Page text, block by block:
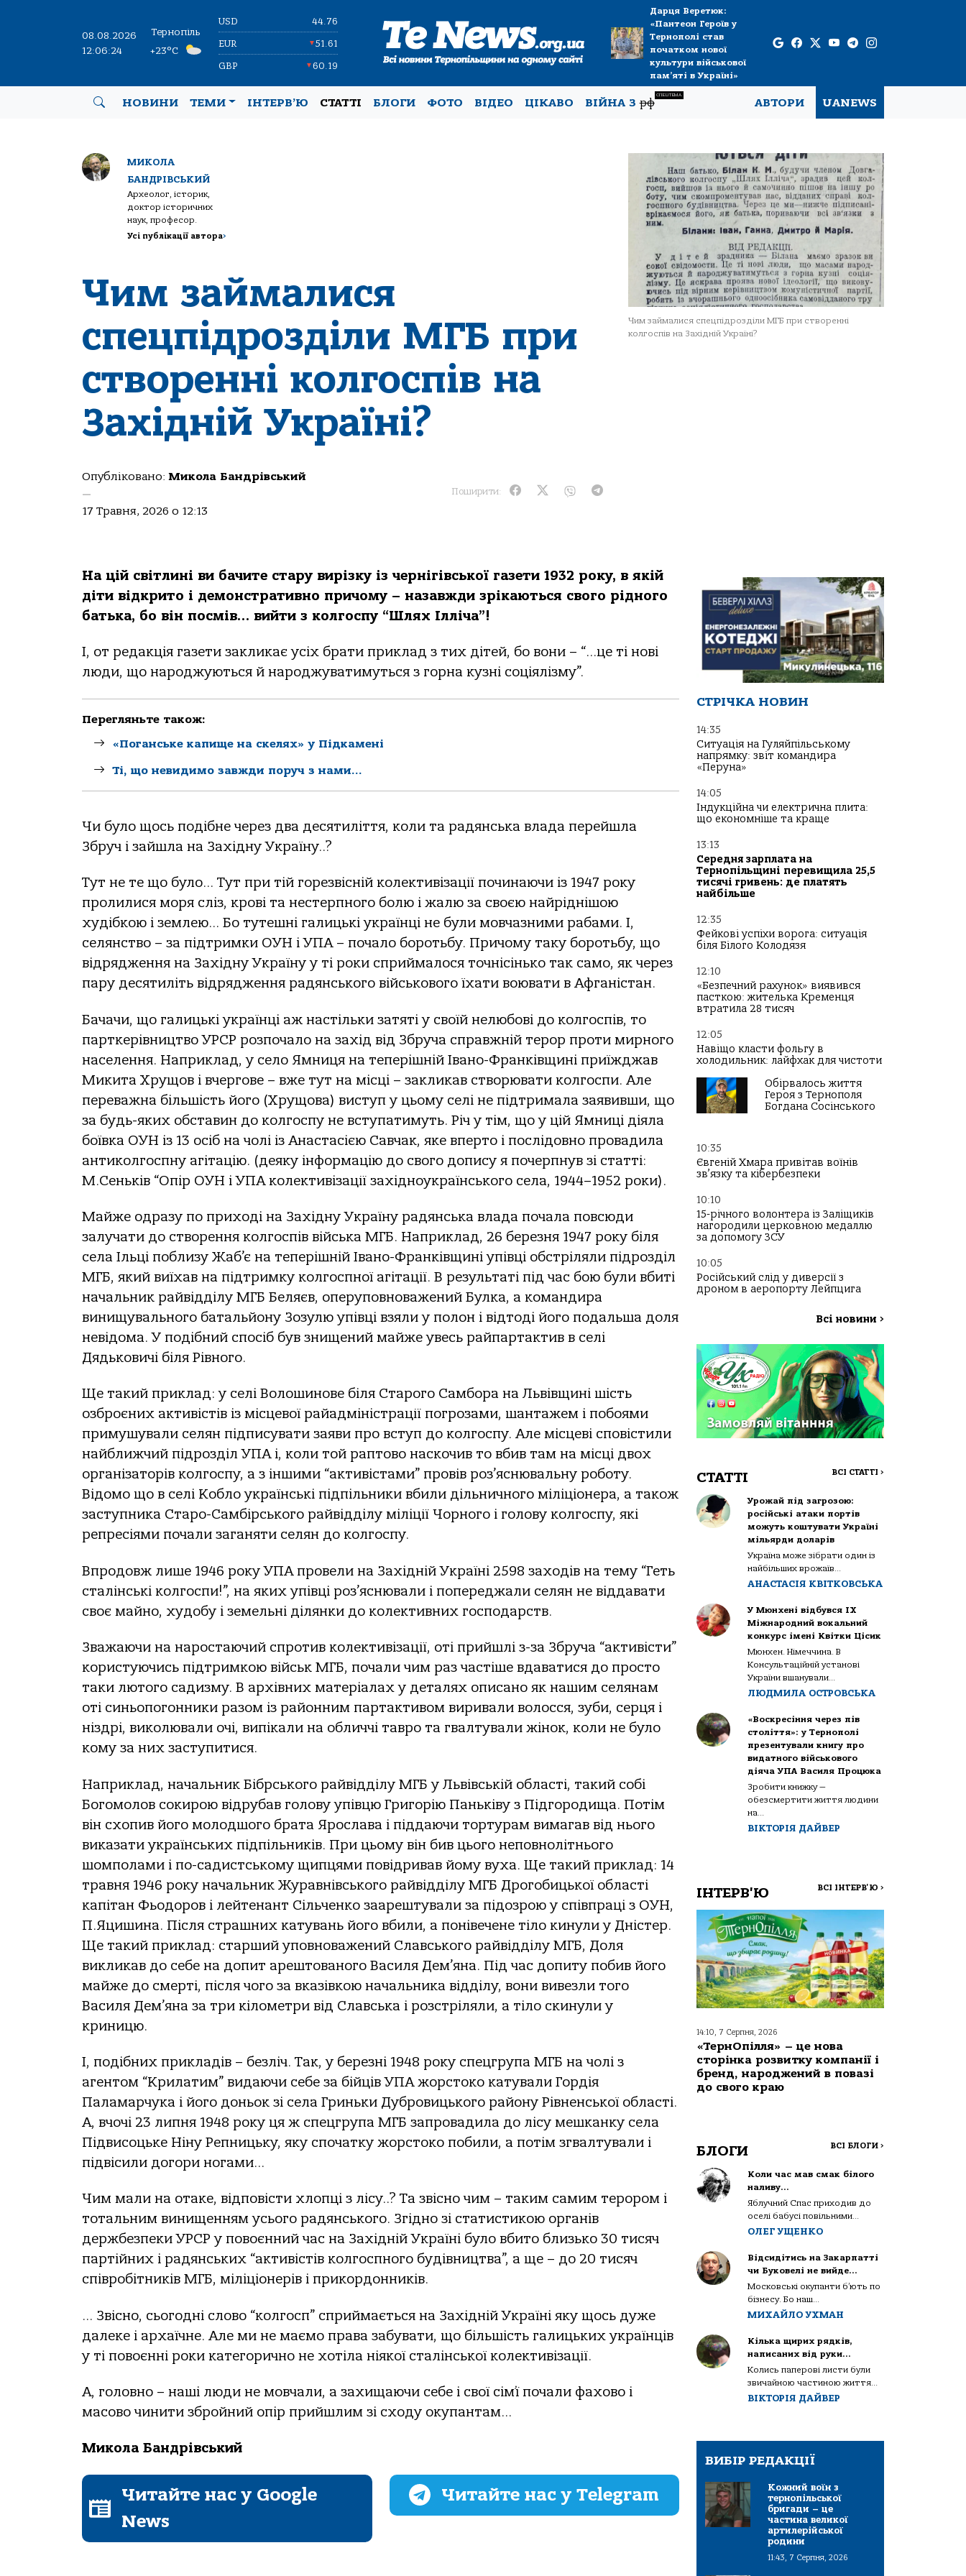
08.08.2026
12:06:24
Тернопіль
+23°C
USD 44.76
EUR ▼51.61
GBP ▼60.19
Дарця Веретюк:
«Пантеон Героїв у
Тернополі став
початком нової
культури військової
пам’яті в Україні»
НОВИНИ ТЕМИ ІНТЕРВ’Ю СТАТТІ БЛОГИ ФОТО ВІДЕО ЦІКАВО ВІЙНА Зрф
СПЕЦТЕМА
АВТОРИ UANEWS
МИКОЛА
БАНДРІВСЬКИЙ
Археолог, історик,
доктор історичних
наук, професор.
Усі публікації автора>
Чим займалися
спецпідрозділи МГБ при
створенні колгоспів на
Західній Україні?
Опубліковано: Микола Бандрівський
—
17 Травня, 2026 о 12:13
Поширити:
Чим займалися спецпідрозділи МГБ при створенні
колгоспів на Західній Україні?
На цій світлині ви бачите стару вирізку із чернігівської газети 1932 року, в якій
діти відкрито і демонстративно причому – назавжди зрікаються свого рідного
батька, бо він посмів… вийти з колгоспу “Шлях Ілліча”!
І, от редакція газети закликає усіх брати приклад з тих дітей, бо вони – “…це ті нові
люди, що народжуються й народжуватимуться з горна кузні соціялізму”.
Перегляньте також:
«Поганське капище на скелях» у Підкамені
Ті, що невидимо завжди поруч з нами…
Чи було щось подібне через два десятиліття, коли та радянська влада перейшла
Збруч і зайшла на Західну Україну..?
Тут не те що було… Тут при тій горезвісній колективізації починаючи із 1947 року
пролилися моря сліз, крові та нестерпного болю і жалю за своєю найріднішою
худібкою і землею… Бо тутешні галицькі українці не були мовчазними рабами. І,
селянство – за підтримки ОУН і УПА – почало боротьбу. Причому таку боротьбу, що
відрядження на Західну Україну у ті роки сприймалося точнісінько так само, як через
пару десятиліть відрядження радянського військового їхати воювати в Афганістан.
Бачачи, що галицькі українці аж настільки затяті у своїй нелюбові до колгоспів, то
парткерівництво УРСР розпочало на захід від Збруча справжній терор проти мирного
населення. Наприклад, у село Ямниця на теперішній Івано-Франківщині приїжджав
Микита Хрущов і вчергове – вже тут на місці – закликав створювати колгоспи. Але
переважна більшість його (Хрущова) виступ у цьому селі не підтримала заявивши, що
за будь-яких обставин до колгоспу не вступатимуть. Річ у тім, що у цій Ямниці діяла
боївка ОУН із 13 осіб на чолі із Анастасією Савчак, яке вперто і послідовно провадила
антиколгоспну агітацію. (деяку інформацію до свого допису я почерпнув зі статті:
М.Сеньків “Опір ОУН і УПА колективізації західноукраїнського села, 1944–1952 роки).
Майже одразу по приході на Західну Україну радянська влада почала повсюди
залучати до створення колгоспів війська МГБ. Наприклад, 26 березня 1947 року біля
села Ільці поблизу Жаб’є на теперішній Івано-Франківщині упівці обстріляли підрозділ
МГБ, який виїхав на підтримку колгоспної агітації. В результаті під час бою були вбиті
начальник райвідділу МГБ Беляєв, оперуповноважений Булка, а командира
винищувального батальйону Зозулю упівці взяли у полон і відтоді його подальша доля
невідома. У подібний спосіб був знищений майже увесь райпартактив в селі
Дядьковичі біля Рівного.
Ще такий приклад: у селі Волошинове біля Старого Самбора на Львівщині шість
озброєних активістів із місцевої райадміністрації погрозами, шантажем і побоями
примушували селян підписувати заяви про вступ до колгоспу. Але місцеві сповістили
найближчий підрозділ УПА і, коли той раптово наскочив то вбив там на місці двох
організаторів колгоспу, а з іншими “активістами” провів роз’яснювальну роботу.
Відомо що в селі Кобло українські підпільники вбили дільничного міліціонера, а також
заступника Старо-Самбірського райвідділу міліції Чорного і голову колгоспу, які
репресіями почали заганяти селян до колгоспу.
Впродовж лише 1946 року УПА провели на Західній Україні 2598 заходів на тему “Геть
сталінські колгоспи!”, на яких упівці роз’яснювали і попереджали селян не віддавати
своє майно, худобу і земельні ділянки до колективних господарств.
Зважаючи на наростаючий спротив колективізації, оті прийшлі з-за Збруча “активісти”
користуючись підтримкою військ МГБ, почали чим раз частіше вдаватися до просто
таки лютого садизму. В архівних матеріалах у деталях описано як нашим селянам
оті синьопогонники разом із районним партактивом виривали волосся, зуби, серця і
ніздрі, виколювали очі, випікали на обличчі тавро та гвалтували жінок, коли не було
кому за них заступитися.
Наприклад, начальник Бібрського райвідділу МГБ у Львівській області, такий собі
Богомолов сокирою відрубав голову упівцю Григорію Паньківу з Підгородища. Потім
він схопив його молодшого брата Ярослава і піддаючи тортурам вимагав від нього
виказати українських підпільників. При цьому він бив цього неповнолітнього
шомполами і по-садистському щипцями повідривав йому вуха. Ще такий приклад: 14
травня 1946 року начальник Журавнівського райвідділу МГБ Дрогобицької області
капітан Фьодоров і лейтенант Сільченко заарештували за підозрою у співпраці з ОУН,
П.Яцишина. Після страшних катувань його вбили, а понівечене тіло кинули у Дністер.
Ще такий приклад: старший уповноважений Славського райвідділу МГБ, Доля
викликав до себе на допит арештованого Василя Дем’яна. Під час допиту побив його
майже до смерті, після чого за вказівкою начальника відділу, вони вивезли того
Василя Дем’яна за три кілометри від Славська і розстріляли, а тіло скинули у
криницю.
І, подібних прикладів – безліч. Так, у березні 1948 року спецгрупа МГБ на чолі з
агентом “Крилатим” видаючи себе за бійців УПА жорстоко катували Гордія
Паламарчука і його доньок зі села Гриньки Дубровицького району Рівненської області.
А, вчочі 23 липня 1948 року ця ж спецгрупа МГБ запровадила до лісу мешканку села
Підвисоцьке Ніну Репницьку, яку спочатку жорстоко побили, а потім згвалтували і
підвісили догори ногами…
Чим мали на отаке, відповісти хлопці з лісу..? Та звісно чим – таким самим терором і
тотальним винищенням усього радянського. Згідно зі статистикою органів
держбезпеки УРСР у повоєнний час на Західній Україні було вбито близько 30 тисяч
партійних і радянських “активістів колгоспного будівництва”, а ще – до 20 тисяч
співробітників МГБ, міліціонерів і прикордонників.
… Звісно, сьогодні слово “колгосп” сприймається на Західній Україні яку щось дуже
далеке і архаїчне. Але ми не маємо права забувати, що більшість галицьких українців
у ті повоєнні роки категорично не хотіла ніякої сталінської колективізації.
А, головно – наші люди не мовчали, а захищаючи себе і свої сім’ї почали фахово і
масово чинити збройний опір прийшлим зі сходу окупантам…
Микола Бандрівський
Читайте нас у Google
News
Читайте нас у Telegram
СТРІЧКА НОВИН
14:35
Ситуація на Гуляйпільському
напрямку: звіт командира
«Перуна»
14:05
Індукційна чи електрична плита:
що економніше та краще
13:13
Середня зарплата на
Тернопільщині перевищила 25,5
тисячі гривень: де платять
найбільше
12:35
Фейкові успіхи ворога: ситуація
біля Білого Колодязя
12:10
«Безпечний рахунок» виявився
пасткою: жителька Кременця
втратила 28 тисяч
12:05
Навіщо класти фольгу в
холодильник: лайфхак для чистоти
Обірвалось життя
Героя з Тернополя
Богдана Сосінського
10:35
Євгеній Хмара привітав воїнів
зв’язку та кібербезпеки
10:10
15-річного волонтера із Заліщиків
нагородили церковною медаллю
за допомогу ЗСУ
10:05
Російський слід у диверсії з
дроном в аеропорту Лейпцига
Всі новини >
СТАТТІ ВСІ СТАТТІ >
Урожай під загрозою:
російські атаки портів
можуть коштувати Україні
мільярди доларів
Україна може зібрати один із
найбільших врожаїв...
АНАСТАСІЯ КВІТКОВСЬКА
У Мюнхені відбувся IX
Міжнародний вокальний
конкурс імені Квітки Цісик
Мюнхен. Німеччина. В
Консультаційній установі
України вшанували...
ЛЮДМИЛА ОСТРОВСЬКА
«Воскресіння через пів
століття»: у Тернополі
презентували книгу про
видатного військового
діяча УПА Василя Процюка
Зробити книжку —
обезсмертити життя людини
на...
ВІКТОРІЯ ДАЙВЕР
ІНТЕРВ'Ю ВСІ ІНТЕРВ'Ю >
14:10, 7 Серпня, 2026
«ТернОпілля» – це нова
сторінка розвитку компанії і
бренд, народжений в повазі
до свого краю
БЛОГИ ВСІ БЛОГИ >
Коли час мав смак білого
наливу…
Яблучний Спас приходив до
оселі бабусі повільними...
ОЛЕГ УЩЕНКО
Відсидітись на Закарпатті
чи Буковелі не вийде…
Московські окупанти б’ють по
бізнесу. Бо наш...
МИХАЙЛО УХМАН
Кілька щирих рядків,
написаних від руки…
Колись паперові листи були
звичайною частиною життя...
ВІКТОРІЯ ДАЙВЕР
ВИБІР РЕДАКЦІЇ
Кожний воїн з
тернопільської
бригади – це
частина великої
артилерійської
родини
11:43, 7 Серпня, 2026